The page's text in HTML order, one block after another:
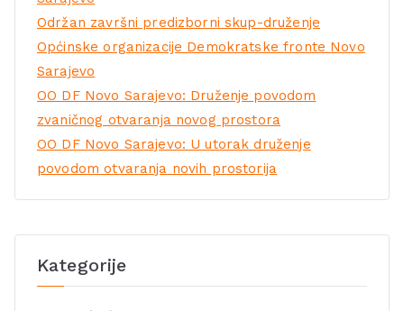
Održan završni predizborni skup-druženje
Općinske organizacije Demokratske fronte Novo
Sarajevo
OO DF Novo Sarajevo: Druženje povodom
zvaničnog otvaranja novog prostora
OO DF Novo Sarajevo: U utorak druženje
povodom otvaranja novih prostorija
Kategorije